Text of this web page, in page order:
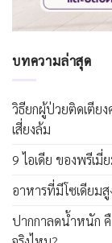
บทความล่าสุด
วิธียกผู้ป่วยติดเตีย
เสี่ยงล้ม
9 ไอเดีย ของพรีเ
อาหารที่มีโซเดียม
ปากกาลดน้ำหนัก